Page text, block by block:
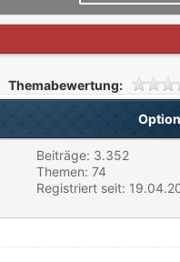
Themabewertung:
Beiträge: 3.352
Themen: 74
Registriert seit: